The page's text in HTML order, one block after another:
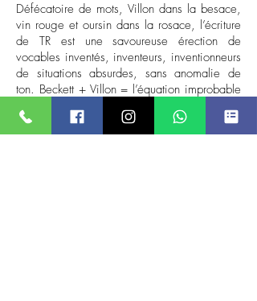
Défécatoire de mots, Villon dans la besace,
vin rouge et oursin dans la rosace, l’écriture
de TR est une savoureuse érection de
vocables inventés, inventeurs, inventionneurs
de situations absurdes, sans anomalie de
ton. Beckett + Villon = l’équation improbable
au paroxysme phonique, alimenté au fuel
saturnin.